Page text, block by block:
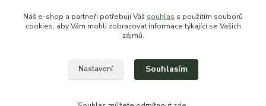
sales@prokytky.cz
Náš e-shop a partneři potřebují Váš souhlas s použitím souborů
cookies, aby Vám mohli zobrazovat informace týkající se Vašich
zájmů.
Nastavení Souhlasím